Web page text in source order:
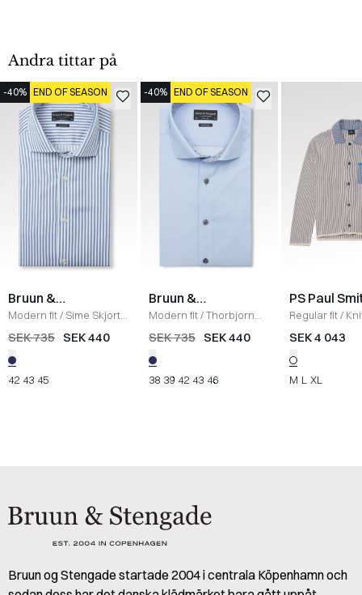
Andra tittar på
-40% END OF SEASON
Bruun &
Stengade
Modern fit/ Sime Skjorta
/ BLUE/WHITE
SEK 735 SEK 440
42 43 45
-40% END OF SEASON
Bruun &
Stengade
Modern fit/Thorbjorn
Skjorta/ LIGHT BLUE
SEK 735 SEK 440
38 39 42 43 46
PS Paul
Regular fit/
/WHITE
SEK 4 043
M L XL
Bruun og Stengade startade 2004 i centrala Köpenhamn och